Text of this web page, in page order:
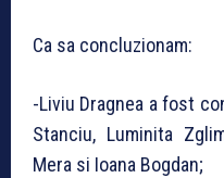
Ca sa concluzionam:
-Liviu Dragnea a fost
Stanciu, Luminita
Mera si Ioana Bogdan;